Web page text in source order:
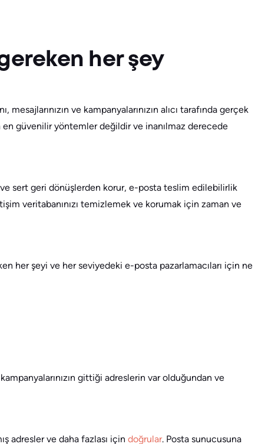
her şey
ve kampanyalarınızın alıcı tarafında gerçek
güvenilir yöntemler değildir ve inanılmaz derecede
ve sert geri dönüşlerden korur, e-posta teslim edilebilirlik
veritabanınızı temizlemek ve korumak için zaman ve
her şeyi ve her seviyedeki e-posta pazarlamacıları için ne
gittiği adreslerin var olduğundan ve
adresler ve daha fazlası için doğrular. Posta sunucusuna